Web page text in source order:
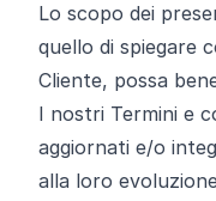
Lo scopo dei
quello di spiegare
Cliente, possa
I nostri Termini e
aggiornati e/o
alla loro